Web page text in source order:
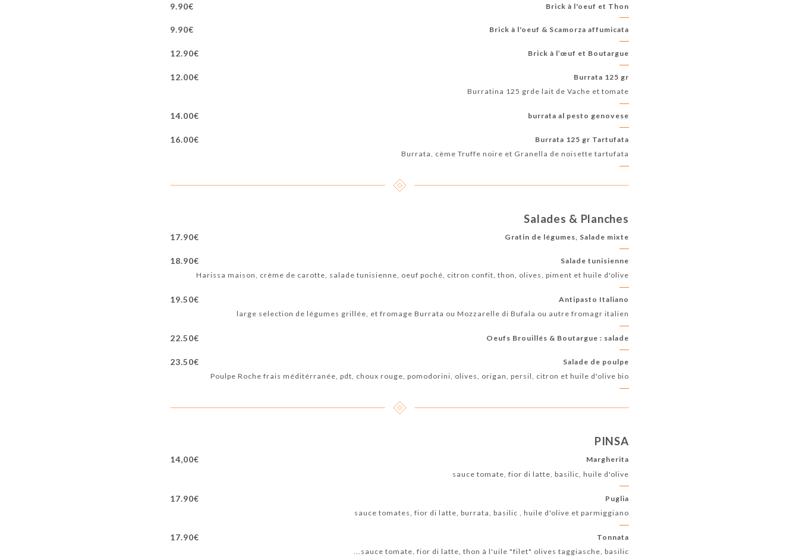
Brick à l'oeuf et Thon
9.90€
Brick à l'oeuf & Scamorza affumicata
9.90€
Brick à l’œuf et Boutargue
12.90€
Burrata 125 gr
12.00€
Burratina 125 grde lait de Vache et tomate
burrata al pesto genovese
14.00€
Burrata 125 gr Tartufata
16.00€
Burrata, cème Truffe noire et Granella de noisette tartufata
Salades & Planches
Gratin de légumes, Salade mixte
17.90€
Salade tunisienne
18.90€
Harissa maison, crème de carotte, salade tunisienne, oeuf poché, citron confit, thon, olives, piment et huile d'olive
Antipasto Italiano
19.50€
large selection de légumes grillée, et fromage Burrata ou Mozzarelle di Bufala ou autre fromagr italien
Oeufs Brouillés & Boutargue : salade
22.50€
Salade de poulpe
23.50€
Poulpe Roche frais méditérranée, pdt, choux rouge, pomodorini, olives, origan, persil, citron et huile d'olive bio
PINSA
Margherita
14,00€
sauce tomate, fior di latte, basilic, huile d'olive
Puglia
17.90€
sauce tomates, fior di latte, burrata, basilic , huile d'olive et parmiggiano
Tonnata
17.90€
sauce tomate, fior di latte, thon à l'uile "filet" olives taggiasche, basilic...